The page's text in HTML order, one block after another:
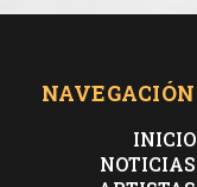
NAVEGACIÓN
INICIO
NOTICIAS